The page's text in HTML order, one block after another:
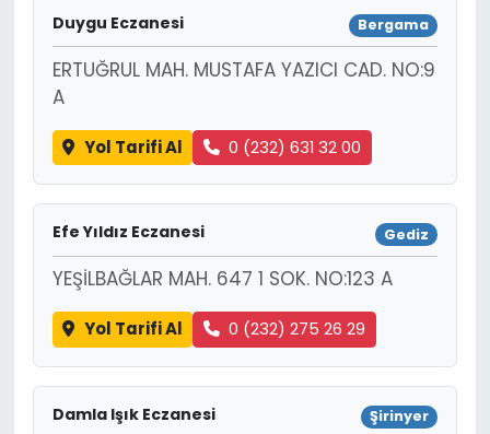
Duygu Eczanesi Bergama
ERTUĞRUL MAH. MUSTAFA YAZICI CAD. NO:9
A
Yol Tarifi Al 0 (232) 631 32 00
Efe Yıldız Eczanesi Gediz
YEŞİLBAĞLAR MAH. 647 1 SOK. NO:123 A
Yol Tarifi Al 0 (232) 275 26 29
Damla Işık Eczanesi Şirinyer